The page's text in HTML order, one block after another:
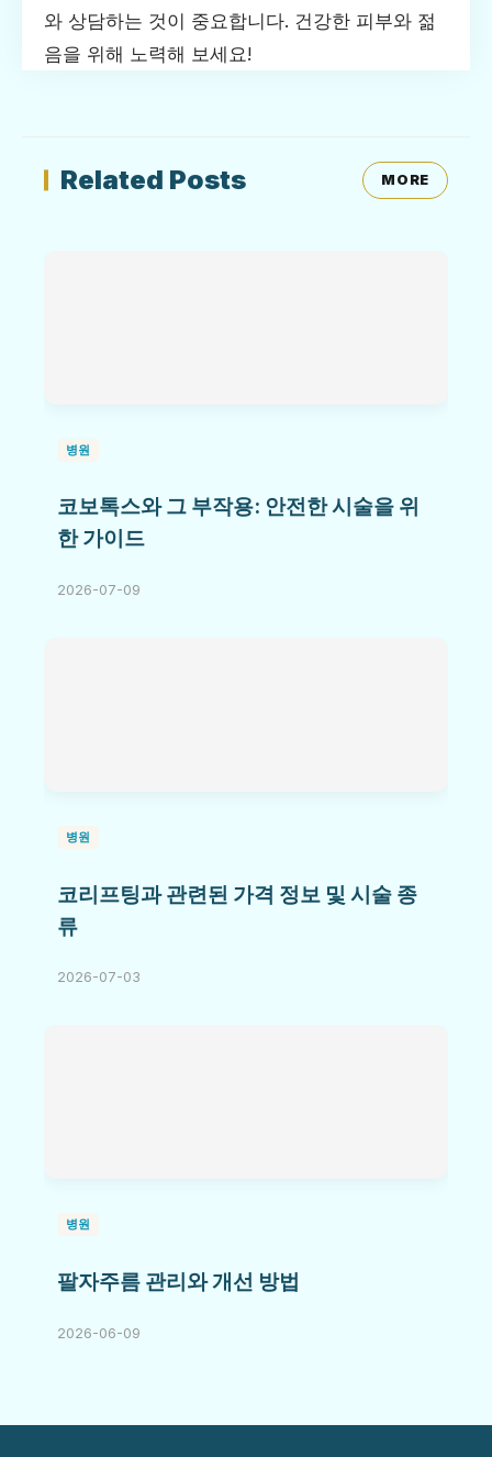
와 상담하는 것이 중요합니다. 건강한 피부와 젊
음을 위해 노력해 보세요!
Related Posts MORE
병원
코보톡스와 그 부작용: 안전한 시술을 위
한 가이드
2026-07-09
병원
코리프팅과 관련된 가격 정보 및 시술 종
류
2026-07-03
병원
팔자주름 관리와 개선 방법
2026-06-09